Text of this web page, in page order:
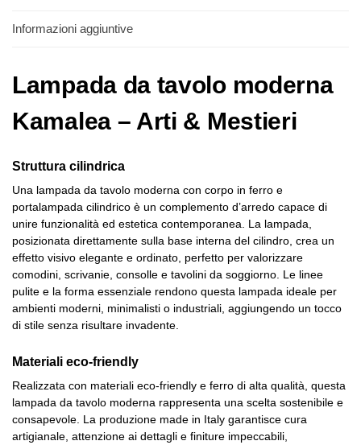
Informazioni aggiuntive
Lampada da tavolo moderna
Kamalea – Arti & Mestieri
Struttura cilindrica
Una lampada da tavolo moderna con corpo in ferro e
portalampada cilindrico è un complemento d’arredo capace di
unire funzionalità ed estetica contemporanea. La lampada,
posizionata direttamente sulla base interna del cilindro, crea un
effetto visivo elegante e ordinato, perfetto per valorizzare
comodini, scrivanie, consolle e tavolini da soggiorno. Le linee
pulite e la forma essenziale rendono questa lampada ideale per
ambienti moderni, minimalisti o industriali, aggiungendo un tocco
di stile senza risultare invadente.
Materiali eco-friendly
Realizzata con materiali eco-friendly e ferro di alta qualità, questa
lampada da tavolo moderna rappresenta una scelta sostenibile e
consapevole. La produzione made in Italy garantisce cura
artigianale, attenzione ai dettagli e finiture impeccabili,